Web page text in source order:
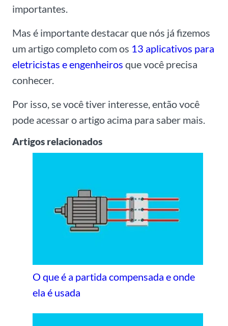
importantes.
Mas é importante destacar que nós já fizemos
um artigo completo com os 13 aplicativos para
eletricistas e engenheiros que você precisa
conhecer.
Por isso, se você tiver interesse, então você
pode acessar o artigo acima para saber mais.
Artigos relacionados
O que é a partida compensada e onde
ela é usada